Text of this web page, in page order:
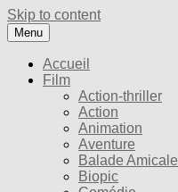
Skip to content
Menu
Accueil
Film
Action-thriller
Action
Animation
Aventure
Balade Amicale
Biopic